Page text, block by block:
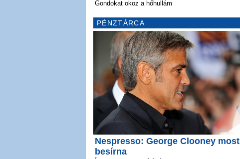
Gondokat okoz a hőhullám
PÉNZTÁRCA
Nespresso: George Clooney most
besírna